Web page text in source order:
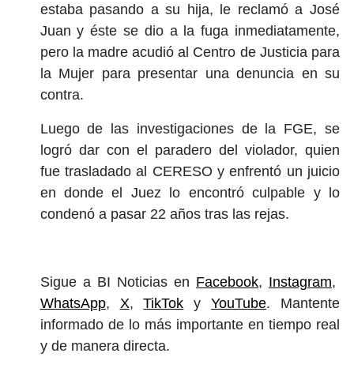
estaba pasando a su hija, le reclamó a José
Juan y éste se dio a la fuga inmediatamente,
pero la madre acudió al Centro de Justicia para
la Mujer para presentar una denuncia en su
contra.
Luego de las investigaciones de la FGE, se
logró dar con el paradero del violador, quien
fue trasladado al CERESO y enfrentó un juicio
en donde el Juez lo encontró culpable y lo
condenó a pasar 22 años tras las rejas.
Sigue a BI Noticias en Facebook, Instagram,
WhatsApp, X,TikTok yYouTube. Mantente
informado de lo más importante en tiempo real
y de manera directa.